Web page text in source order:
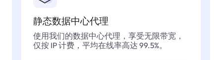
静态数据中心代理
使用我们的数据中心代理，享受无限带宽，
仅按 IP 计费，平均在线率高达 99.5%。